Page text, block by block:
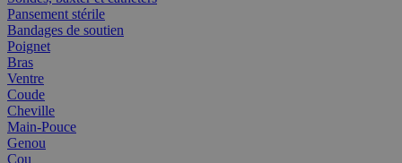
Pansement stérile
Bandages de soutien
Poignet
Bras
Ventre
Coude
Cheville
Main-Pouce
Genou
Cou